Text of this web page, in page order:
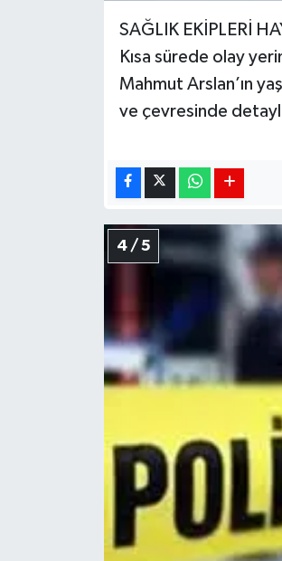
SAĞLIK EKİPLERİ
Kısa sürede olay
Mahmut Arslan’ın
ve çevresinde
4 / 5